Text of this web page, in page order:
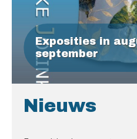
Exposities in
september
Nieuws